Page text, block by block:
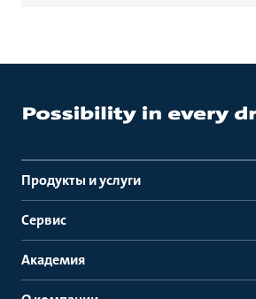
Продукты и услуги
Сервис
Академия